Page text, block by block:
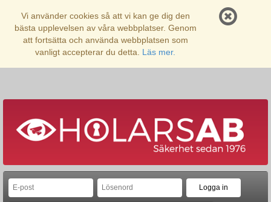
Vi använder cookies så att vi kan ge dig den
bästa upplevelsen av våra webbplatser. Genom
att fortsätta och använda webbplatsen som
vanligt accepterar du detta. Läs mer.